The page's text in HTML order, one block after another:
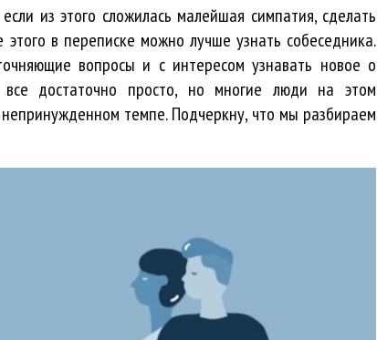
из этого сложилась малейшая симпатия, сделать
в переписке можно лучше узнать собеседника.
вопросы и с интересом узнавать новое о
достаточно просто, но многие люди на этом
темпе. Подчеркну, что мы разбираем